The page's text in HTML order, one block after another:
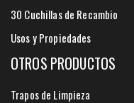
30 Cuchillas de Recambio
Usos y Propiedades
OTROS PRODUCTOS
Trapos de Limpieza